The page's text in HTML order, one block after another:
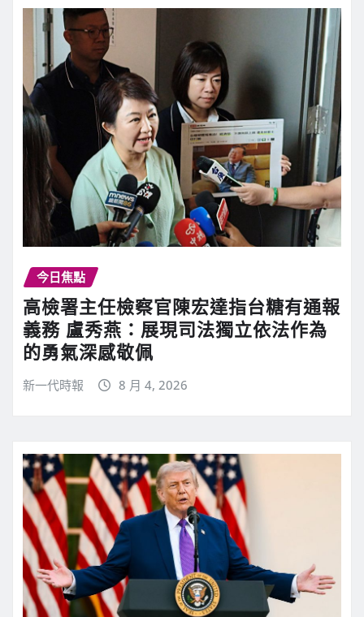
今日焦點
高檢署主任檢察官陳宏達指台糖有通報
義務 盧秀燕：展現司法獨立依法作為
的勇氣深感敬佩
新一代時報 8 月 4, 2026